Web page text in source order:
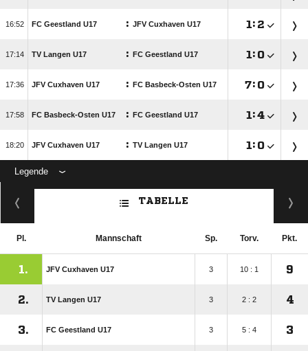
 FC Geestland U17 : JFV Cuxhaven U17  : 
 TV Langen U17 : FC Geestland U17  : 
 JFV Cuxhaven U17 : FC Basbeck-Osten U17 : 
 FC Basbeck-Osten U17 : FC Geestland U17  :
 JFV Cuxhaven U17 : TV Langen U17  : 
Legende
ANZEIGE
TABELLE
Pl. Mannschaft Sp. Torv. Pkt.
1. JFV Cuxhaven U17 3 10 : 1 9
2. TV Langen U17 3 2 : 2 4
3. FC Geestland U17 3 5 : 4 3